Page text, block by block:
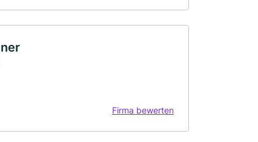
Firma bewerten